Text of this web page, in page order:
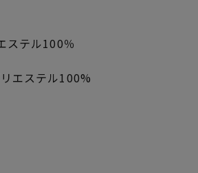
ステル100％
エステル100%